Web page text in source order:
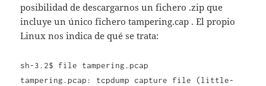
posibilidad de descargarnos un fichero .zip que
incluye un único fichero tampering.cap . El propio
Linux nos indica de qué se trata:
sh-3.2$ file tampering.pcap
tampering.pcap: tcpdump capture file (little-